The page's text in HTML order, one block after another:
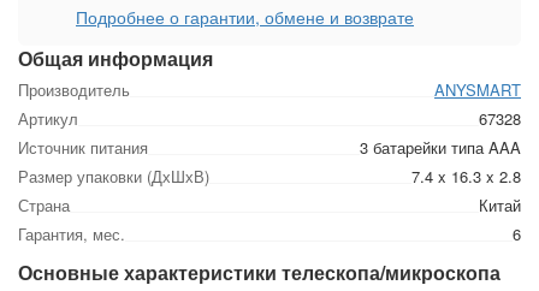
Общая информация
Производитель
ANYSMART
Артикул
67328
Источник питания
3 батарейки типа AAA
Размер упаковки (ДхШхВ)
7.4 x 16.3 x 2.8
Страна
Китай
Гарантия, мес.
6
Основные характеристики телескопа/микроскопа
Подробнее о гарантии, обмене и возврате